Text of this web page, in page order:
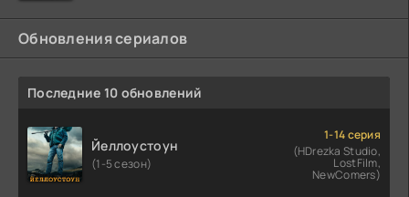
Обновления сериалов
Последние 10 обновлений
Йеллоустоун
(1-5 сезон)
1-14 серия
(HDrezka Studio,
LostFilm,
NewComers)